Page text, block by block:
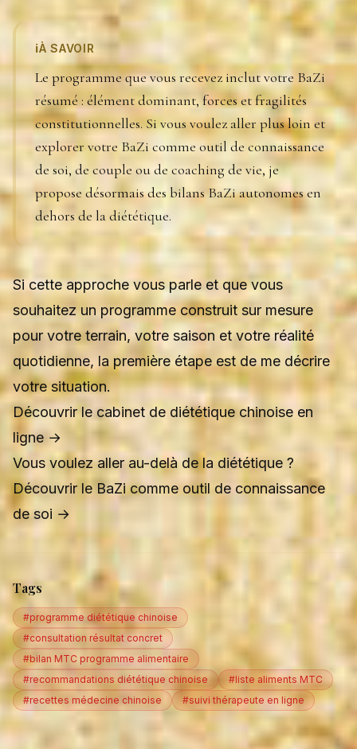
ℹ️À SAVOIR
Le programme que vous recevez inclut votre BaZi
résumé : élément dominant, forces et fragilités
constitutionnelles. Si vous voulez aller plus loin et
explorer votre BaZi comme outil de connaissance
de soi, de couple ou de coaching de vie, je
propose désormais des bilans BaZi autonomes en
dehors de la diététique.
Si cette approche vous parle et que vous
souhaitez un programme construit sur mesure
pour votre terrain, votre saison et votre réalité
quotidienne, la première étape est de me décrire
votre situation.
Découvrir le cabinet de diététique chinoise en
ligne →
Vous voulez aller au-delà de la diététique ?
Découvrir le BaZi comme outil de connaissance
de soi →
Tags
#programme diététique chinoise
#consultation résultat concret
#bilan MTC programme alimentaire
#recommandations diététique chinoise
#liste aliments MTC
#recettes médecine chinoise
#suivi thérapeute en ligne